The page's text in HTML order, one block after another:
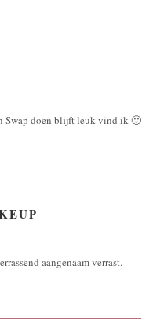
Swap doen blijft leuk vind ik 🙂
aangenaam verrast.